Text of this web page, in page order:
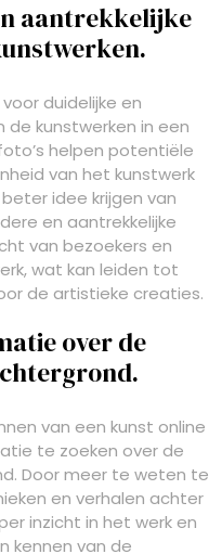
aantrekkelijke
duidelijke en
de kunstwerken in een
helpen potentiële
van het kunstwerk
idee krijgen van
en aantrekkelijke
van bezoekers en
wat kan leiden tot
de artistieke creaties.
over de
van een kunst online
te zoeken over de
Door meer te weten te
en verhalen achter
inzicht in het werk en
kennen van de